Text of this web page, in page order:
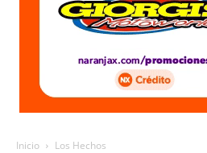
Inicio Los Hechos